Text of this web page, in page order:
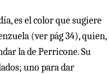
es el color que sugiere
(ver pág 34), quien,
la de Perricone. Su
uno para dar